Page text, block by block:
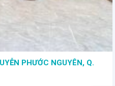
PHƯỚC NGUYÊN, Q.